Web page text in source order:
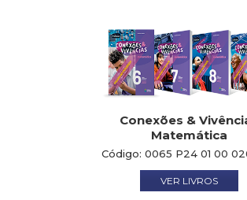
Conexões &
Matemática
Código: 0065 P24 01 00
VER LIVROS